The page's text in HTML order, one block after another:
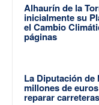
Alhaurín de la
inicialmente su
el Cambio
páginas
La Diputación de
millones de
reparar